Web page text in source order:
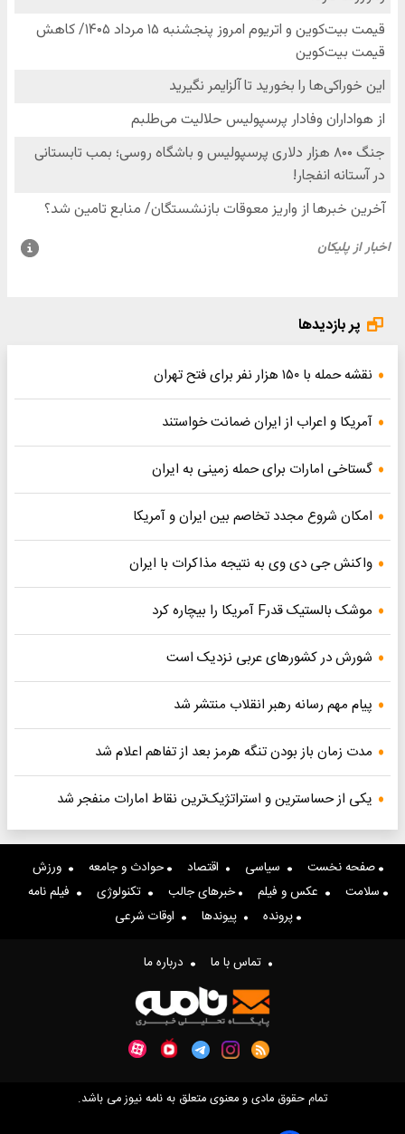
پر بازدیدها
نقشه حمله با ۱۵۰ هزار نفر برای فتح تهران
آمریکا و اعراب از ایران ضمانت خواستند
گستاخی امارات برای حمله زمینی به ایران
امکان شروع مجدد تخاصم‌ بین ایران و آمریکا
واکنش جی دی وی به نتیجه مذاکرات با ایران
موشک بالستیک قدرF آمریکا را بیچاره کرد
شورش در کشورهای عربی نزدیک است
پیام مهم رسانه رهبر انقلاب منتشر شد
مدت زمان باز بودن تنگه هرمز بعد از تفاهم اعلام شد
یکی از حساسترین و استراتژیک‌ترین نقاط امارات منفجر شد
صفحه نخست سیاسی اقتصاد حوادث و جامعه
ورزش
سلامت
عکس و فیلم خبرهای جالب تکنولوژی
فیلم نامه
پرونده
پیوندها اوقات شرعی
تماس با ما درباره ما
تمام حقوق مادی و معنوی متعلق به نامه نیوز می باشد.